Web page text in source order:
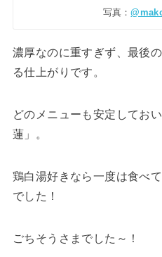
写真：
濃厚なのに重すぎず、最後
る仕上がりです。
どのメニューも安定してお
蓮」。
鶏白湯好きなら一度は食べ
でした！
ごちそうさまでした～！